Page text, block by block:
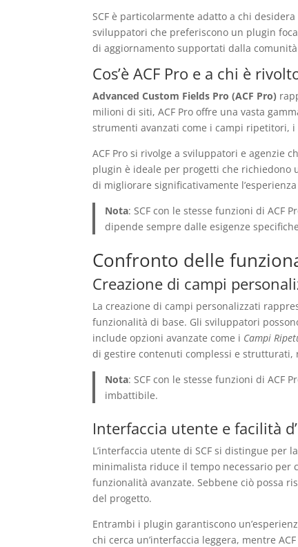
SCF è particolarmente adatto a chi desidera
sviluppatori che preferiscono un plugin
di aggiornamento supportati dalla
Cos’è ACF Pro e a chi è
Advanced Custom Fields Pro (ACF Pro)
milioni di siti, ACF Pro offre una vasta
strumenti avanzati come i campi ripetitori,
ACF Pro si rivolge a sviluppatori e agenzie
plugin è ideale per progetti che richiedono
di migliorare significativamente
Nota: SCF con le stesse funzioni di ACF
dipende sempre dalle esigenze
Confronto delle
Creazione di campi
La creazione di campi personalizzati
funzionalità di base. Gli sviluppatori
include opzioni avanzate come i Campi
di gestire contenuti complessi e strutturati,
Nota: SCF con le stesse funzioni di ACF
imbattibile.
Interfaccia utente e facilità
L’interfaccia utente di SCF si distingue
minimalista riduce il tempo necessario per
funzionalità avanzate. Sebbene ciò possa
del progetto.
Entrambi i plugin garantiscono
chi cerca un’interfaccia leggera, mentre